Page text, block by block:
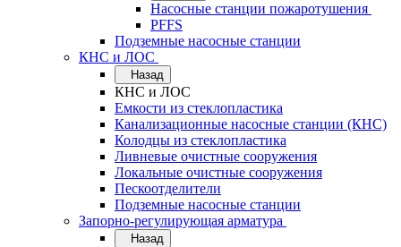
Насосные станции пожаротушения
PFFS
Подземные насосные станции
КНС и ЛОС
Назад
КНС и ЛОС
Емкости из стеклопластика
Канализационные насосные станции (КНС)
Колодцы из стеклопластика
Ливневые очистные сооружения
Локальные очистные сооружения
Пескоотделители
Подземные насосные станции
Запорно-регулирующая арматура
Назад